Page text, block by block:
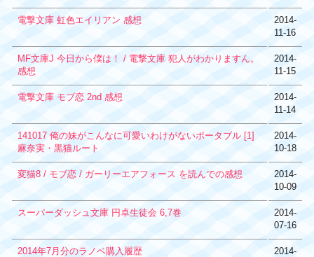
電撃文庫 虹色エイリアン 感想
2014-
11-16
MF文庫J 今日から僕は！ / 電撃文庫 犯人がわかりますん。
感想
2014-
11-15
電撃文庫 モブ恋 2nd 感想
2014-
11-14
141017 俺の妹がこんなに可愛いわけがないポータブル [1]
麻奈実・黒猫ルート
2014-
10-18
変猫8 / モブ恋 / ガーリーエアフォース を読んでの感想
2014-
10-09
スーパーダッシュ文庫 円卓生徒会 6,7巻
2014-
07-16
2014年7月分のラノベ購入履歴
2014-